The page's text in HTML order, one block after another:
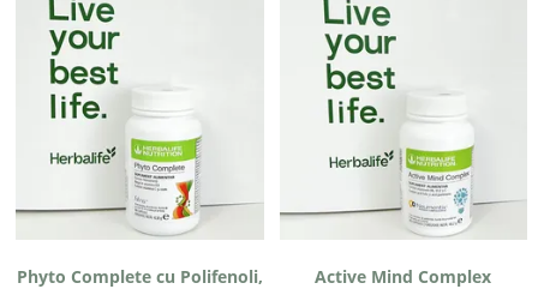
Phyto Complete cu Polifenoli,
Active Mind Complex